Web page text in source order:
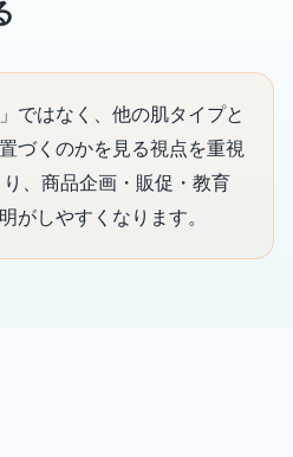
ではなく、他の肌タイプと
づくのかを見る視点を重視
、商品企画・販促・教育
がしやすくなります。